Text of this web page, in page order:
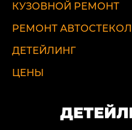
КУЗОВНОЙ РЕМОНТ
РЕМОНТ АВТОСТЕКОЛ
ДЕТЕЙЛИНГ
ЦЕНЫ